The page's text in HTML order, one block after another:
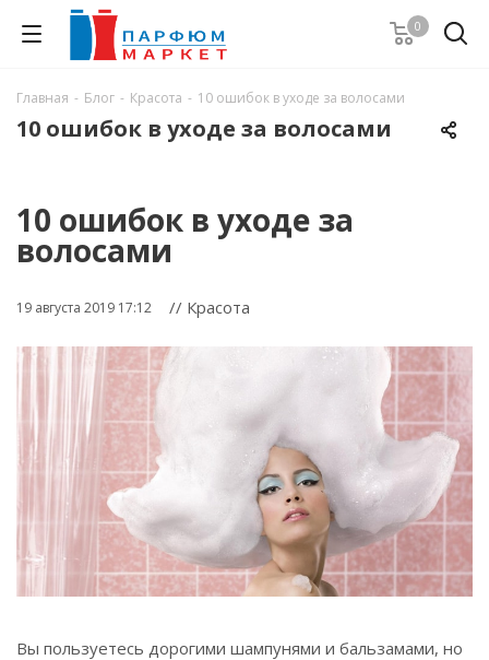
0
Главная - Блог - Красота - 10 ошибок в уходе за волосами
10 ошибок в уходе за волосами
10 ошибок в уходе за
волосами
19 августа 2019 17:12 // Красота
Вы пользуетесь дорогими шампунями и бальзамами, но